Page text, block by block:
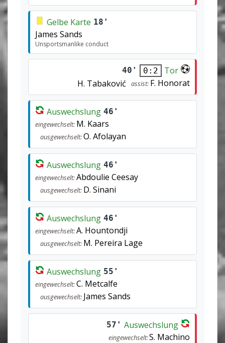
Gelbe Karte 18'
James Sands
Unsportsmanlike conduct
40' 0:2
Tor
H. Tabaković
assist: F. Honorat
Auswechslung 46'
eingewechselt: M. Kaars
ausgewechselt:O. Afolayan
Auswechslung 46'
eingewechselt:Abdoulie Ceesay
ausgewechselt: D. Sinani
Auswechslung 46'
eingewechselt:A. Hountondji
ausgewechselt: M. Pereira Lage
Auswechslung 55'
eingewechselt:C. Metcalfe
ausgewechselt: James Sands
57' Auswechslung
eingewechselt:S. Machino